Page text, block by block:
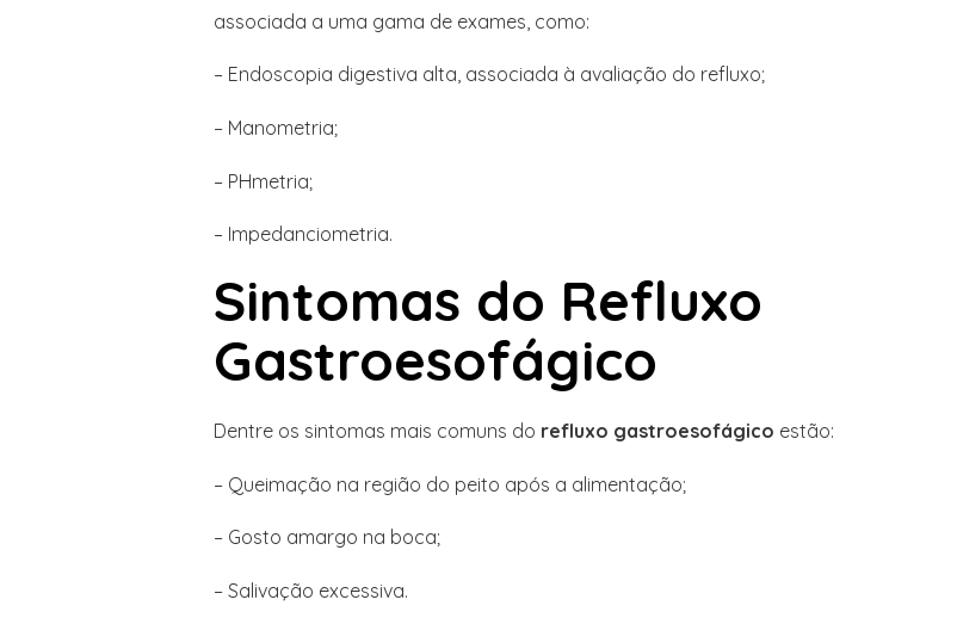
associada a uma gama de exames, como:
– Endoscopia digestiva alta, associada à avaliação do refluxo;
– Manometria;
– PHmetria;
– Impedanciometria.
Sintomas do Refluxo
Gastroesofágico
Dentre os sintomas mais comuns do refluxo gastroesofágico estão:
– Queimação na região do peito após a alimentação;
– Gosto amargo na boca;
– Salivação excessiva.